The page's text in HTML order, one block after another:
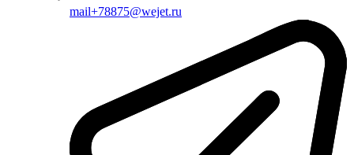
mail+78875@wejet.ru